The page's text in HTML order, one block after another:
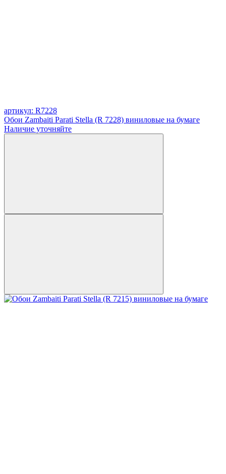
артикул: R7228
Обои Zambaiti Parati Stella (R 7228) виниловые на бумаге
Наличие уточняйте